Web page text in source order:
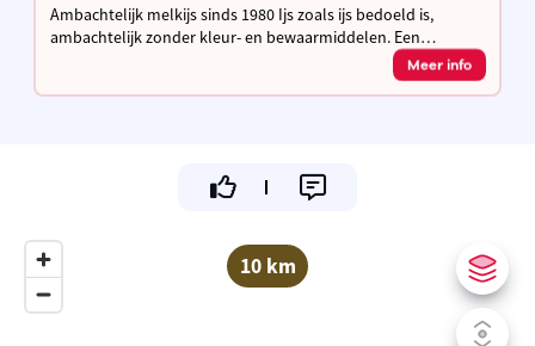
Ambachtelijk melkijs sinds 1980 Ijs zoals ijs bedoeld is,
ambachtelijk zonder kleur- en bewaarmiddelen. Een
authentiek product van ambacht en traditie met passie voor
Meer info
10 km